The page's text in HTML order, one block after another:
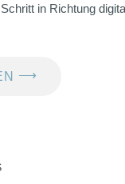
in Richtung
⟶